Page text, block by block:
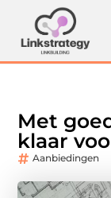
Met
klaar
Aanbiedingen